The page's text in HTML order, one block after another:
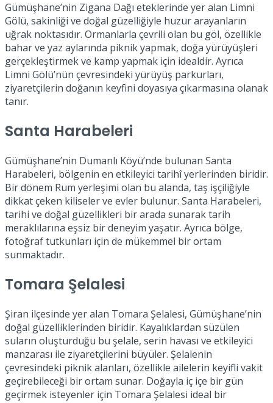
Gümüşhane’nin Zigana Dağı eteklerinde yer alan Limni
Gölü, sakinliği ve doğal güzelliğiyle huzur arayanların
uğrak noktasıdır. Ormanlarla çevrili olan bu göl, özellikle
bahar ve yaz aylarında piknik yapmak, doğa yürüyüşleri
gerçekleştirmek ve kamp yapmak için idealdir. Ayrıca
Limni Gölü’nün çevresindeki yürüyüş parkurları,
ziyaretçilerin doğanın keyfini doyasıya çıkarmasına olanak
tanır.
Santa Harabeleri
Gümüşhane’nin Dumanlı Köyü’nde bulunan Santa
Harabeleri, bölgenin en etkileyici tarihî yerlerinden biridir.
Bir dönem Rum yerleşimi olan bu alanda, taş işçiliğiyle
dikkat çeken kiliseler ve evler bulunur. Santa Harabeleri,
tarihi ve doğal güzellikleri bir arada sunarak tarih
meraklılarına eşsiz bir deneyim yaşatır. Ayrıca bölge,
fotoğraf tutkunları için de mükemmel bir ortam
sunmaktadır.
Tomara Şelalesi
Şiran ilçesinde yer alan Tomara Şelalesi, Gümüşhane’nin
doğal güzelliklerinden biridir. Kayalıklardan süzülen
suların oluşturduğu bu şelale, serin havası ve etkileyici
manzarası ile ziyaretçilerini büyüler. Şelalenin
çevresindeki piknik alanları, özellikle ailelerin keyifli vakit
geçirebileceği bir ortam sunar. Doğayla iç içe bir gün
geçirmek isteyenler için Tomara Şelalesi ideal bir